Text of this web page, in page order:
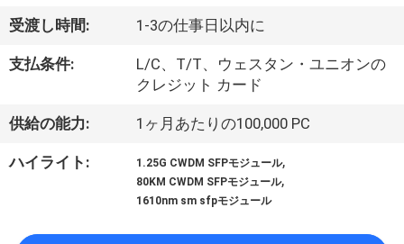
つ
い
工
受渡し時間: 1-3の仕事日以内に
支払条件:
L/C、T/T、ウェスタン・ユニオンの
クレジット カード
供給の能力: 1ヶ月あたりの100,000 PC
ハイライト: 1.25G CWDM SFPモジュール,
80KM CWDM SFPモジュール,
1610nm sm sfpモジュール